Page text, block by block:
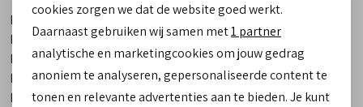
Merk
Hartjes
Leveranciercode
172.0131 74/00
Bestelcode
00020467-35
Breedtemaat
H
Los voetbed
Ja
Analytische cookies
Marketing cookies
cookies zorgen we dat de website goed werkt.
Daarnaast gebruiken wij samen met1 partner
analytische en marketingcookies om jouw gedrag
anoniem te analyseren, gepersonaliseerde content te
tonen en relevante advertenties aan te bieden. Je kunt